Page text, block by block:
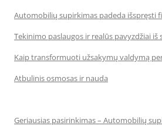
Automobilių supirkimas padeda išspręsti
Tekinimo paslaugos ir realūs pavyzdžiai
Kaip transformuoti užsakymų valdymą
Atbulinis osmosas ir nauda
Geriausias pasirinkimas – Automobilių